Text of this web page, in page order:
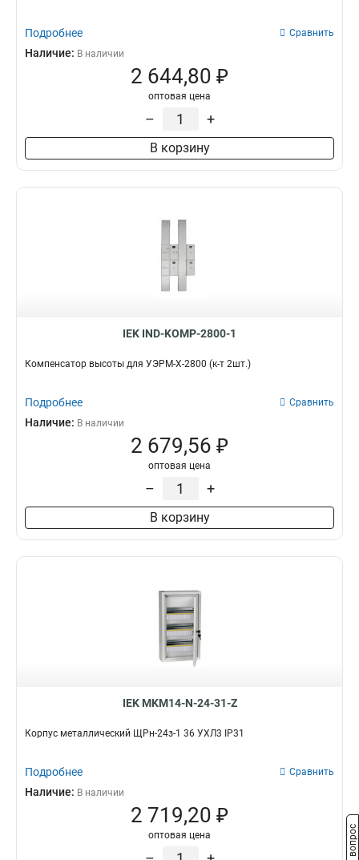
Подробнее Сравнить
Наличие: В наличии
2 644,80 ₽
оптовая цена
– +
В корзину
IEK IND-KOMP-2800-1
Компенсатор высоты для УЭРМ-Х-2800 (к-т 2шт.)
Подробнее Сравнить
Наличие: В наличии
2 679,56 ₽
оптовая цена
– +
В корзину
IEK MKM14-N-24-31-Z
Корпус металлический ЩРн-24з-1 36 УХЛ3 IP31
Подробнее Сравнить
Наличие: В наличии
2 719,20 ₽
оптовая цена